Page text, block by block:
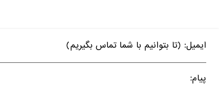
ایمیل: (تا بتوانیم با شما تماس بگیریم)
پیام: